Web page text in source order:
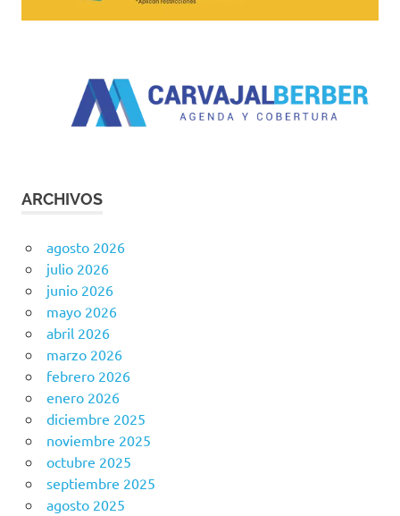
ARCHIVOS
agosto 2026
julio 2026
junio 2026
mayo 2026
abril 2026
marzo 2026
febrero 2026
enero 2026
diciembre 2025
noviembre 2025
octubre 2025
septiembre 2025
agosto 2025